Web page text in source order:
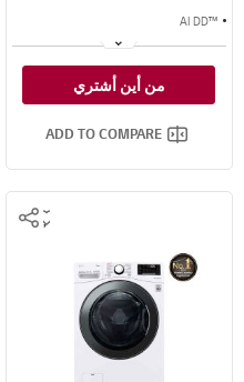
™AI DD
سعة أكبر
من أين أشتري
ADD TO COMPARE